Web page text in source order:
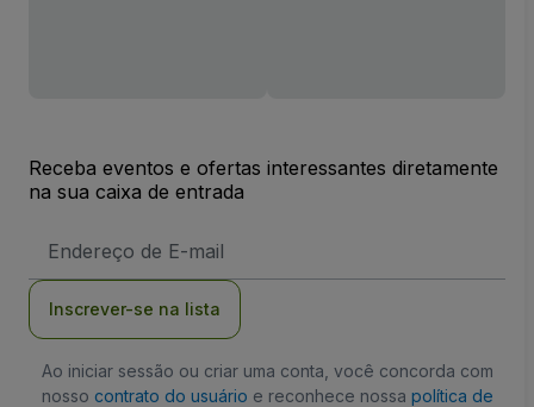
Receba eventos e ofertas interessantes diretamente
na sua caixa de entrada
de
Inscrever-se na lista
Ao iniciar sessão ou criar uma conta, você concorda com
nosso contrato do usuário e reconhece nossa política de